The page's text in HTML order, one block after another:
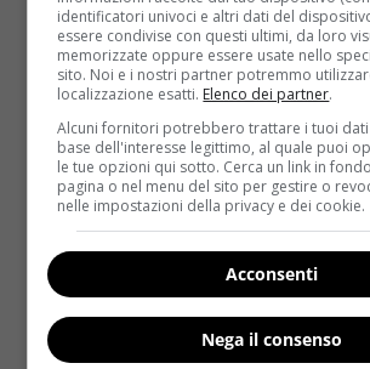
pericoloso aumento del livello di
cattivo nel sangue. Si potrebbe
trattandosi di prodotti industriali a
conservazione, il rischio era da
che in fondo non dovrebbe affatto
lista degli ingredienti è già tutto un
comincia con latte, uova, zucchero,
cacao, vaniglia, pasta di pistacchio
proseguire con
almeno altri 10
meno naturali. Ovviamente non
essere allarmisti o catastrofici e la
come in tutte le cose, è‘moderazione’
identificatori univoci e altri dati del
essere condivise con questi ultimi, da loro
memorizzate oppure essere usate nello
sito. Noi e i nostri partner potremmo
localizzazione esatti. Elenco dei partner.
Alcuni fornitori potrebbero trattare i tuoi
base dell'interesse legittimo, al quale puoi
le tue opzioni qui sotto. Cerca un link in
pagina o nel menu del sito per gestire o
nelle impostazioni della privacy e dei cookie.
Acconsenti
Nega il consenso